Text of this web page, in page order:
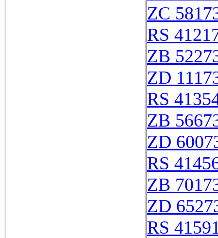
ZC
RS
ZB
ZD
RS
ZB
ZD
RS
ZB
ZD
RS